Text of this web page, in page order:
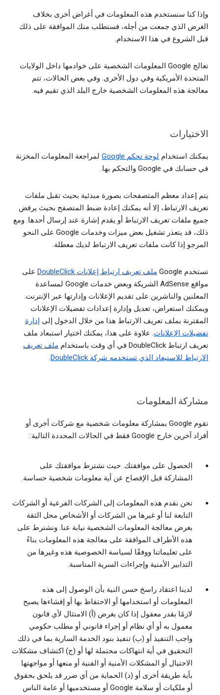
وإذا كنا سنستخدم هذه المعلومات في أغراض أخرى بخلاف
الغرض الذي جمعت من أجله، فسنطلب منك الموافقة على ذلك
قبل الشروع في هذا الاستخدام.
تعالج Google المعلومات الشخصية على خوادمها داخل الولايات
المتحدة الأمريكية‬ وفي دول الأخرى. ‏‫وفي بعض الحالات، تتم
معالجة هذه المعلومات الشخصية خارج البلد الذي تقيم فيه.
الاختيارات
يمكنك استخدام لوحة تحكم Google
لمراجعة المعلومات المخزنة
في حسابك في Google والتحكم بها.
يتم إعداد معظم المتصفحات بصورة مبدئية بحيث تقبل ملفات
تعريف الارتباط، إلا أنه يمكنك إعادة ضبط المتصفح بحيث يرفض
جميع ملفات تعريف الارتباط أو يقدم إشارة عند إرسال أحدها. ومع
ذلك، قد يتعذر تشغيل بعض ميزات وخدمات Google على النحو
المرجو إذا كانت ملفات تعريف الارتباط لديك معطلة.
تستخدم Google ملف تعريف ارتباط إعلانات DoubleClick
على
مواقع AdSense الشريكة وبعض خدمات Google لمساعدة
المعلنين والناشرين على تقديم الإعلانات وإدارتها عبر الإنترنت.
ويمكنك استعراض، تعديل وإدارة إعدادات تفضيلات الإعلانات
المقترنة بملف تعريف الارتباط هذا من خلال الدخول إلى إدارة
تفضيلات الإعلانات. علاوة على هذا، يمكنك اختيار استبعاد ملف
تعريف ارتباط DoubleClick في أي وقت باستخدام
ملف تعريف
الارتباط للاستبعاد الذي تستخدمه شركة DoubleClick
.
مشاركة المعلومات
تقوم Google بمشاركة معلومات شخصية مع شركات أخرى أو
أفراد آخرين خارج Google فقط في الحالات المحددة التالية:
الحصول على موافقتك. حيث نشترط موافقتك على
المشاركة قبل الإفصاح عن أية معلومات شخصية حساسة.
نحن نقدم هذه المعلومات إلى الشركات الفرعية أو الشركات
التابعة لنا أو غيرها من الشركات أو الأشخاص محل الثقة
بغرض معالجة المعلومات الشخصية نيابة عنا. ونشترط على
هذه الأطراف الموافقة على معالجة هذه المعلومات بناءً
على تعليماتنا ووفقًا لسياسة الخصوصية هذه وغيرها من
التدابير الأمنية وإجراءات السرية المناسبة.
لدينا اعتقاد راسخ حسن النية بأن الوصول إلى هذه
المعلومات أو استخدامها أو الاحتفاظ بها أو إفشاءها يصبح
لازمًا بقدر معقول إذا كان بغرض (أ) الامتثال لأي قانون
معمول به أو أي نظام أو إجراء قانوني أو مطلب حكومي
واجب التنفيذ أو (ب) تنفيذ بنود الخدمة السارية بما في ذلك
التحقيق في أية انتهاكات محتملة لها أو (ج) اكتشاف مشكلات
الاحتيال أو المشكلات الأمنية أو الفنية أو منعها أو مواجهتها
بأية طريقة أخرى أو (د) الحماية من أي ضرر قد يلحق بحقوق
أو ملكيات أو سلامة Google أو مستخدميها أو عامة الناس